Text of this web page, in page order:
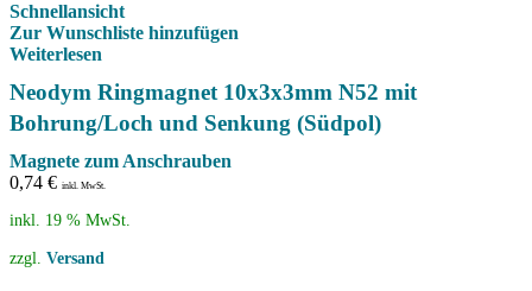
Schnellansicht
Zur Wunschliste hinzufügen
Weiterlesen
Neodym Ringmagnet 10x3x3mm N52 mit
Bohrung/Loch und Senkung (Südpol)
Magnete zum Anschrauben
0,74 € inkl. MwSt.
inkl. 19 % MwSt.
zzgl. Versand